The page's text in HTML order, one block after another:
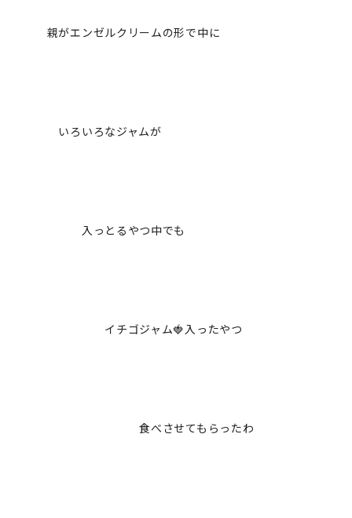
親がエンゼルクリームの形で中に
いろいろなジャムが
入っとるやつ中でも
イチゴジャム🍓入ったやつ
食べさせてもらったわ